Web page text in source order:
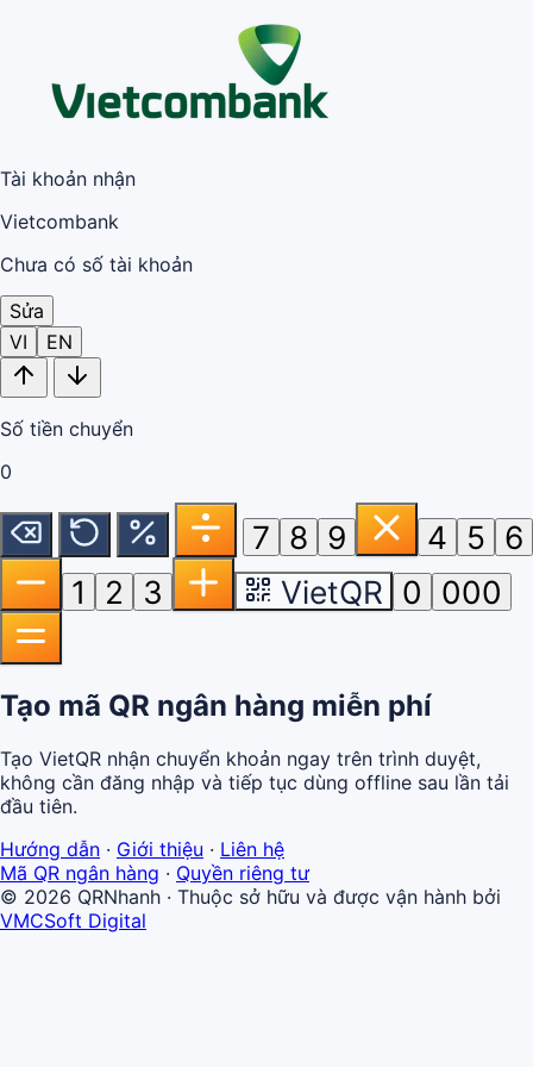
Tài khoản nhận
Vietcombank
Chưa có số tài khoản
Sửa
VI
EN
Số tiền chuyển
0
7 8 9 4 5 6
1
2 3 VietQR 0 000
Tạo mã QR ngân hàng miễn phí
Tạo VietQR nhận chuyển khoản ngay trên trình duyệt,
không cần đăng nhập và tiếp tục dùng offline sau lần tải
đầu tiên.
Hướng dẫn · Giới thiệu · Liên hệ
Mã QR ngân hàng · Quyền riêng tư
© 2026 QRNhanh · Thuộc sở hữu và được vận hành bởi
VMCSoft Digital